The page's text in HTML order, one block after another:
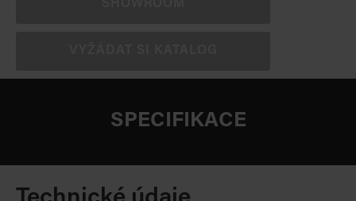
SPECIFIKACE